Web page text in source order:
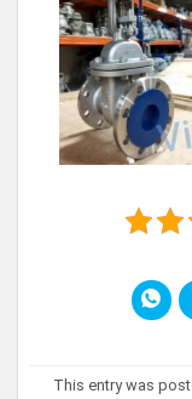
This entry was